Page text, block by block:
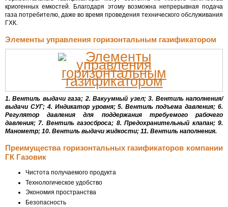
криогенных емкостей. Благодаря этому возможна непрерывная подача
газа потребителю, даже во время проведения технического обслуживания
ГХК.
Элементы управления горизонтальным газификатором
1. Вентиль выдачи газа; 2. Вакуумный узел; 3. Вентиль наполнения/
выдачи СУГ; 4. Индикатор уровня; 5. Вентиль подъема давления; 6.
Регулятор давления для поддержания требуемого рабочего
давления; 7. Вентиль газосброса; 8. Предохранительный клапан; 9.
Манометр; 10. Вентиль выдачи жидкости; 11. Вентиль наполнения.
Преимущества горизонтальных газификаторов компании
ГК Газовик
Чистота получаемого продукта
Технологическое удобство
Экономия пространства
Безопасность